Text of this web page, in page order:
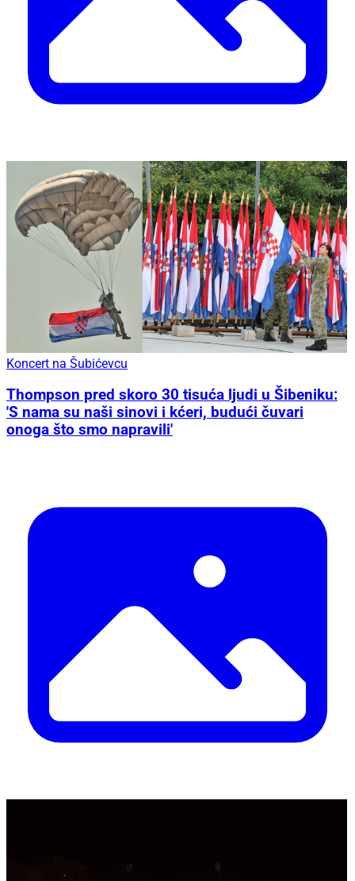
Koncert na Šubićevcu
Thompson pred skoro 30 tisuća ljudi u Šibeniku:
'S nama su naši sinovi i kćeri, budući čuvari
onoga što smo napravili'